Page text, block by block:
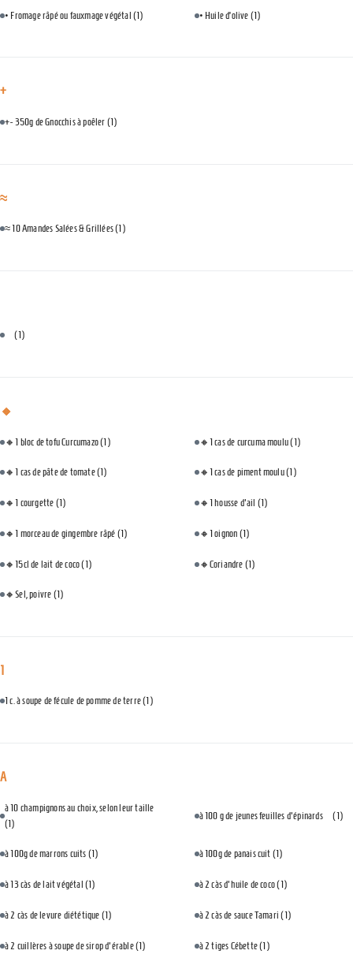
• Fromage râpé ou fauxmage végétal (1) • Huile d’olive (1)
+
+- 350g de Gnocchis à poêler (1)
≈
≈ 10 Amandes Salées & Grillées(1)
⠀(1)
🔸
🔸1 bloc de tofu Curcumazo(1) 🔸1 cas de curcuma moulu(1)
🔸1 cas de pâte de tomate(1) 🔸1 cas de piment moulu(1)
🔸1 courgette (1) 🔸1 housse d'ail (1)
🔸1 morceau de gingembre râpé (1) 🔸1 oignon (1)
🔸15cl de lait de coco(1) 🔸Coriandre (1)
🔸Sel, poivre (1)
1
1 c. à soupe de fécule de pomme de terre(1)
A
à 10 champignons au choix, selon leur taille
(1)
à 100 g de jeunes feuilles d'épinards⠀(1)
à 100g de marrons cuits (1) à 100g de panais cuit (1)
à 13 càs de lait végétal (1) à 2 càs d'huile de coco(1)
à 2 càs de levure diététique (1) à 2 càs de sauce Tamari(1)
à 2 cuillères à soupe de sirop d'érable(1) à 2 tiges Cébette(1)